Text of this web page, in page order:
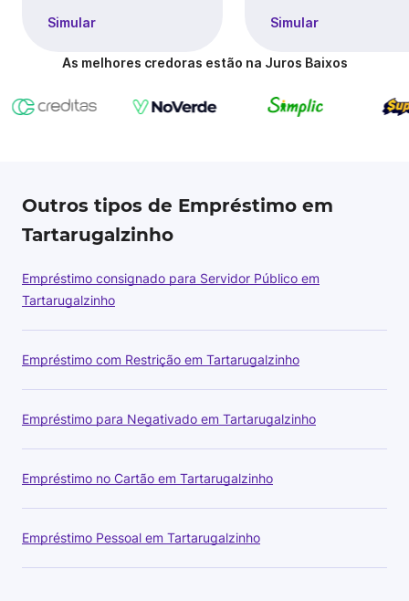
Simular Simular
As melhores credoras estão na Juros Baixos
Outros tipos de Empréstimo em
Tartarugalzinho
Empréstimo consignado para Servidor Público em
Tartarugalzinho
Empréstimo com Restrição em Tartarugalzinho
Empréstimo para Negativado em Tartarugalzinho
Empréstimo no Cartão em Tartarugalzinho
Empréstimo Pessoal em Tartarugalzinho